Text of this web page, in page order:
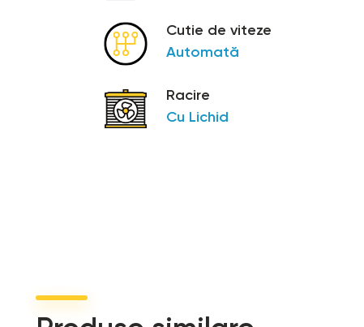
Cutie de viteze
Automată
Racire
Cu Lichid